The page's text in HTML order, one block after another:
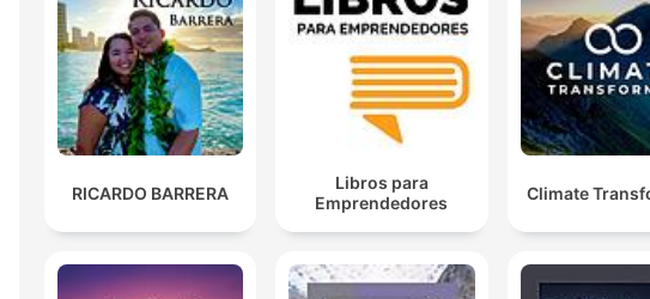
RICARDO BARRERA
Libros para
Emprendedores
Climate